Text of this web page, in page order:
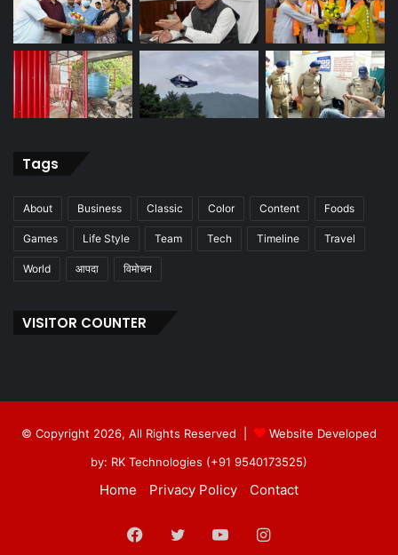
Tags
About Business Classic Color Content Foods
Games Life Style Team Tech Timeline Travel
World आपदा विमोचन
VISITOR COUNTER
© Copyright 2026, All Rights Reserved |
Website Developed
by: RK Technologies (+91 9540173525)
Home Privacy Policy Contact
Facebook
TwitterYouTubeInstagram